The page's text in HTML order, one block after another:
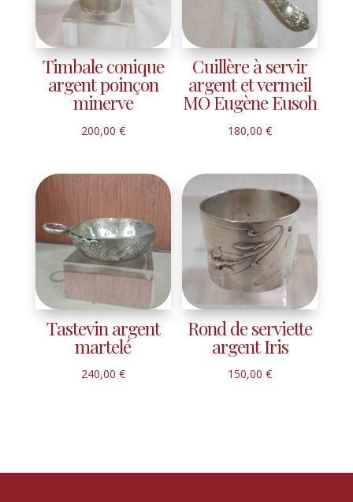
Timbale conique
argent poinçon
minerve
200,00 €
Cuillère à servir
argent et vermeil
MO Eugène Eusoh
180,00€
Tastevin argent
martelé
240,00 €
Rond de serviette
argent Iris
150,00€